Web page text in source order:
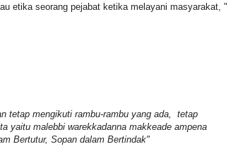
etika seorang pejabat ketika melayani masyarakat, "
tetap mengikuti rambu-rambu yang ada, tetap
yaitu malebbi warekkadanna makkeade ampena
Bertutur, Sopan dalam Bertindak"